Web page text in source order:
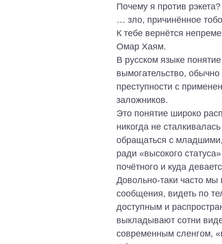
Почему я против рэкета?
… зло, причинённое
К тебе вернётся
Омар Хаям.
В русском языке
вымогательство,
преступности с
заложников.
Это понятие широко
никогда не
обращаться с младшими,
ради «высокого
почётного и куда
Довольно-таки часто
сообщения, видеть по
доступным и
выкладывают сотни
современным сленгом,